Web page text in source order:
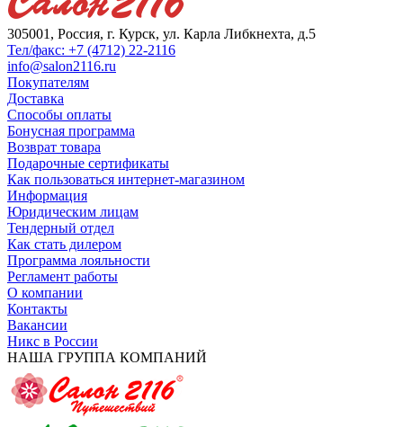
305001, Россия, г. Курск, ул. Карла Либкнехта, д.5
Тел/факс: +7 (4712) 22-2116
info@salon2116.ru
Покупателям
Доставка
Способы оплаты
Бонусная программа
Возврат товара
Подарочные сертификаты
Как пользоваться интернет-магазином
Информация
Юридическим лицам
Тендерный отдел
Как стать дилером
Программа лояльности
Регламент работы
О компании
Контакты
Вакансии
Никс в России
НАША ГРУППА КОМПАНИЙ